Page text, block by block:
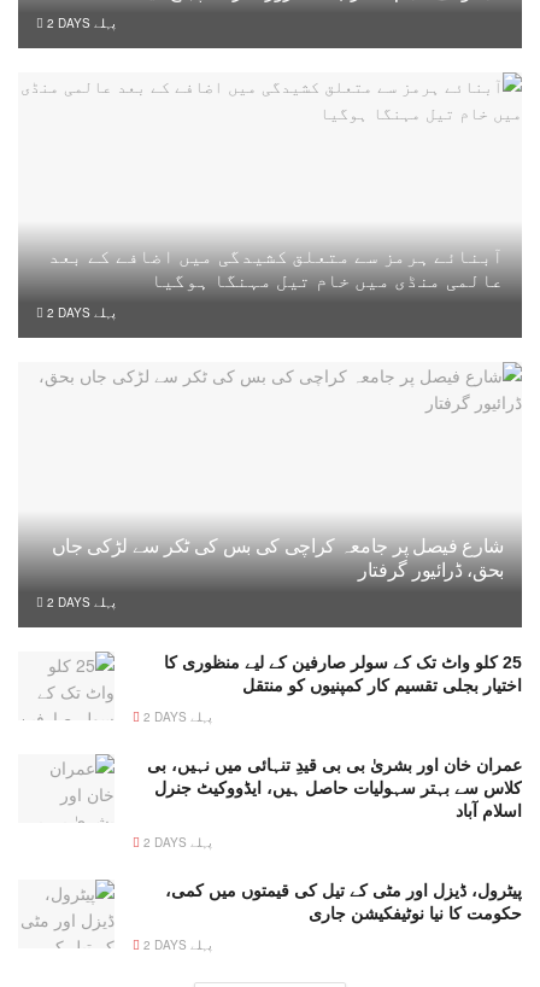
2 DAYS پہلے
آبنائے ہرمز سے متعلق کشیدگی میں اضافے کے بعد
عالمی منڈی میں خام تیل مہنگا ہوگیا
2 DAYS پہلے
شارع فیصل پر جامعہ کراچی کی بس کی ٹکر سے لڑکی جاں
بحق، ڈرائیور گرفتار
2 DAYS پہلے
25 کلو واٹ تک کے سولر صارفین کے لیے منظوری کا
اختیار بجلی تقسیم کار کمپنیوں کو منتقل
2 DAYS پہلے
عمران خان اور بشریٰ بی بی قیدِ تنہائی میں نہیں، بی
کلاس سے بہتر سہولیات حاصل ہیں، ایڈووکیٹ جنرل
اسلام آباد
2 DAYS پہلے
پیٹرول، ڈیزل اور مٹی کے تیل کی قیمتوں میں کمی،
حکومت کا نیا نوٹیفکیشن جاری
2 DAYS پہلے